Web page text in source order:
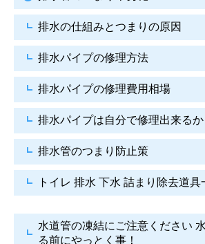
排水の仕組みとつまりの原因
排水パイプの修理方法
排水パイプの修理費用相場
排水パイプは自分で修理出来るか
排水管のつまり防止策
トイレ 排水 下水 詰まり除去道具
水道管の凍結にご注意ください
る前にやっとく事！